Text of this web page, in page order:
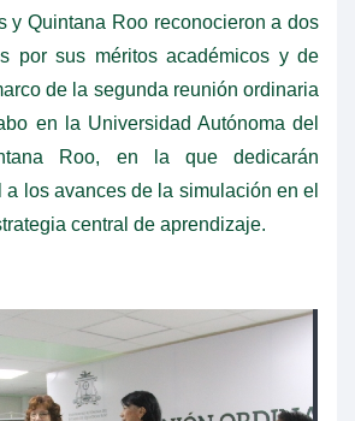
y Quintana Roo reconocieron a dos
por sus méritos académicos y de
de la segunda reunión ordinaria
en la Universidad Autónoma del
Roo, en la que dedicarán
los avances de la simulación en el
central de aprendizaje.